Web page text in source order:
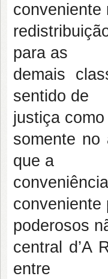
conveniente
para as
demais
sentido de
justiça
somente
que a
conveniente
poderosos
central d’A
entre